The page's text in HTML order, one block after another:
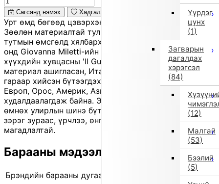
Үүрдэг
цүнх
(1)
Загварын
дагалдах
хэрэгсэл
(84)
(12)
Малгай
(53)
Бээлий
(5)
Сагсанд нэмэх Хадгалах
Урт өмд бөгөөд цэвэрхэн, даруухан силуэттэй.
Зөөлөн материалтай тул хөдөлгөөнд эвтэйхэн, өдөр
тутмын өмсгөлд хялбархан тохируулж болно. 1980
онд Giovanna Miletti-ийн үүсгэн байгуулсан Италийн
хүүхдийн хувцасны 'Il Gufo' брэнд нь байгалийн
материал ашигласан, Италийн хэв маяг шингэсэн
гараар хийсэн бүтээгдэхүүнээрээ танигдсан. Одоо
Европ, Орос, Америк, Ази зэрэг олон бүс нутагт
худалдаалагдаж байна. Энэ нь 'outlet' бараа тул
өмнөх улирлын шинэ бүтээгдэхүүн байх боловч бага
зэрэг зураас, үрчлээ, өнгө жаахан бүдгэрсэн байх
магадлалтай.
Барааны мэдээлэл
Брэндийн барааны дугаар